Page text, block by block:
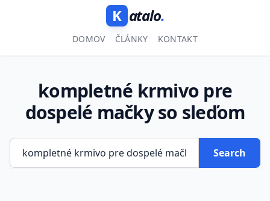
K atalo.
DOMOV ČLÁNKY KONTAKT
kompletné krmivo pre
dospelé mačky so sleďom
Search